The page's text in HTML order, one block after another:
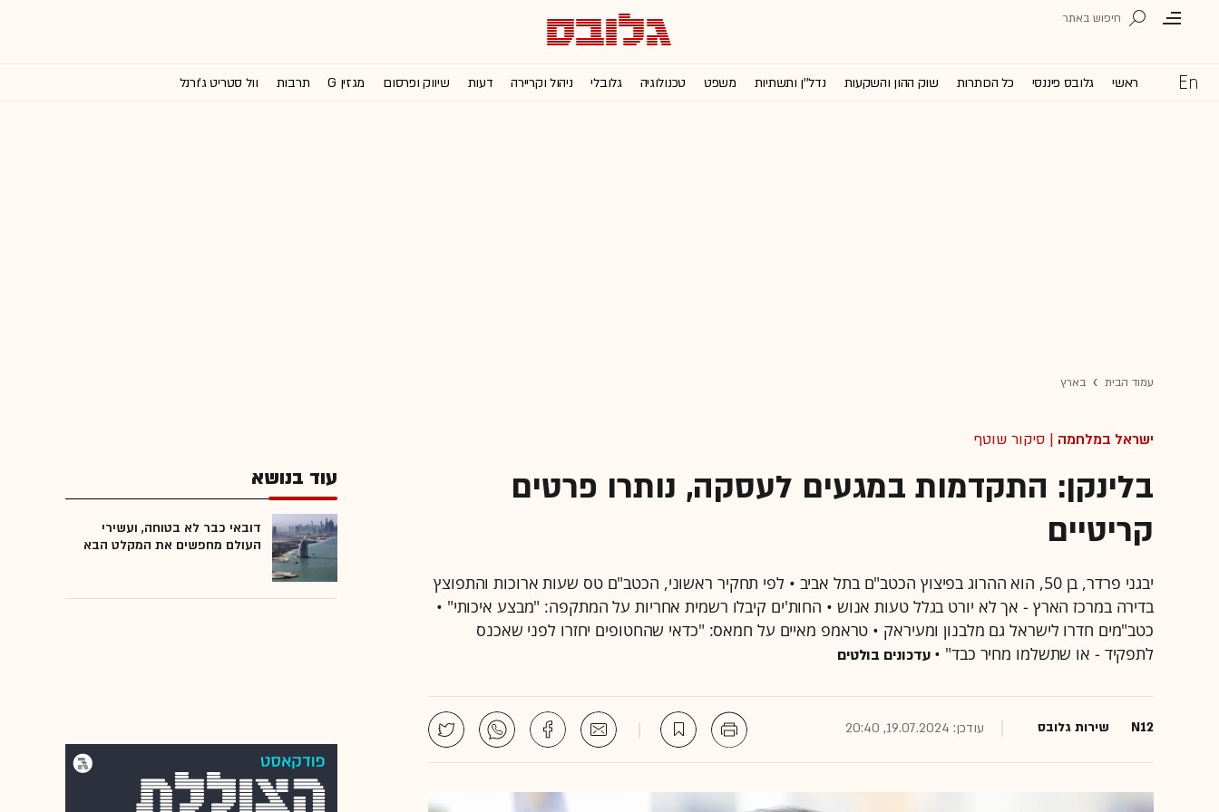
ראשי גלובס פיננסי כל הכותרות שוק ההון והשקעות נדל''ן ותשתיות משפט טכנולוגיה גלובלי ניהול וקריירה דעות שיווק ופרסום מגזין G תרבות וול סטריט ג'ורנל
עמוד הבית בארץ
ישראל במלחמה | סיקור שוטף
בלינקן: התקדמות במגעים לעסקה, נותרו פרטים
קריטיים
יבגני פרדר, בן 50, הוא ההרוג בפיצוץ הכטב"ם בתל אביב • לפי תחקיר ראשוני, הכטב"ם טס שעות ארוכות והתפוצץ
בדירה במרכז הארץ - אך לא יורט בגלל טעות אנוש • החות'ים קיבלו רשמית אחריות על המתקפה: "מבצע איכותי" •
כטב"מים חדרו לישראל גם מלבנון ומעיראק • טראמפ מאיים על חמאס: "כדאי שהחטופים יחזרו לפני שאכנס
לתפקיד - או שתשלמו מחיר כבד" •עדכונים בולטים
N12 שירות גלובס עודכן: 19.07.2024, 20:40
עוד בנושא
דובאי כבר לא בטוחה, ועשירי
העולם מחפשים את המקלט הבא